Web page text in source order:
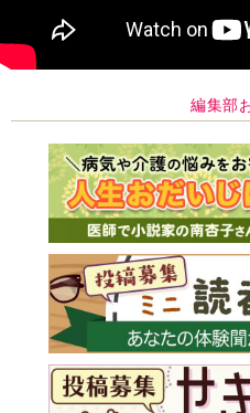
編集部